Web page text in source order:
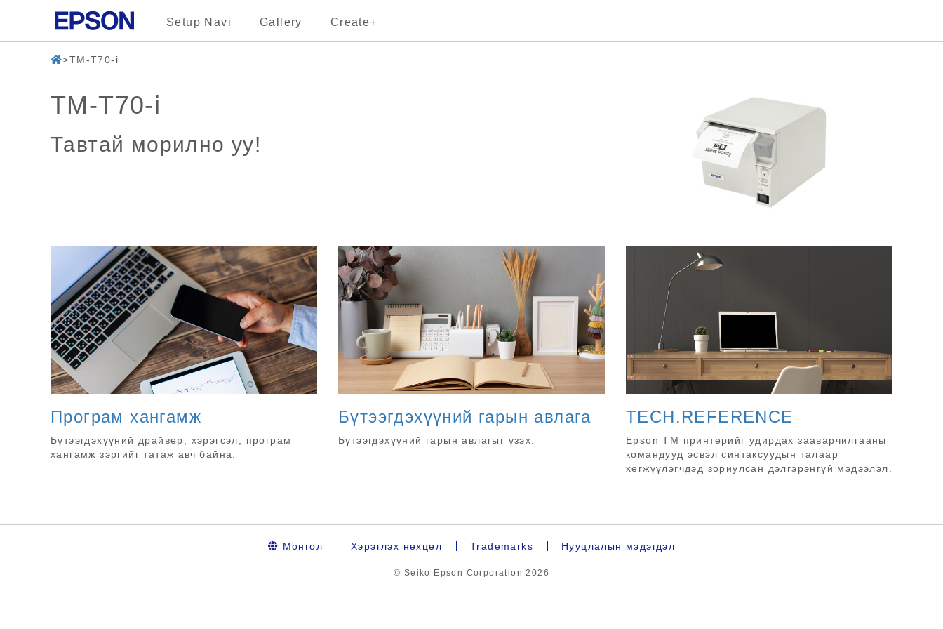
Setup Navi Gallery Create+
TM-T70-i
TM-T70-i
Тавтай морилно уу!
Програм хангамж
Бүтээгдэхүүний драйвер, хэрэгсэл, програм
хангамж зэргийг татаж авч байна.
Бүтээгдэхүүний гарын авлага
Бүтээгдэхүүний гарын авлагыг үзэх.
TECH.REFERENCE
Epson TM принтерийг удирдах зааварчилгааны
командууд эсвэл синтаксуудын талаар
хөгжүүлэгчдэд зориулсан дэлгэрэнгүй мэдээлэл.
Монгол Хэрэглэх нөхцөл Trademarks Нууцлалын мэдэгдэл
© Seiko Epson Corporation2026